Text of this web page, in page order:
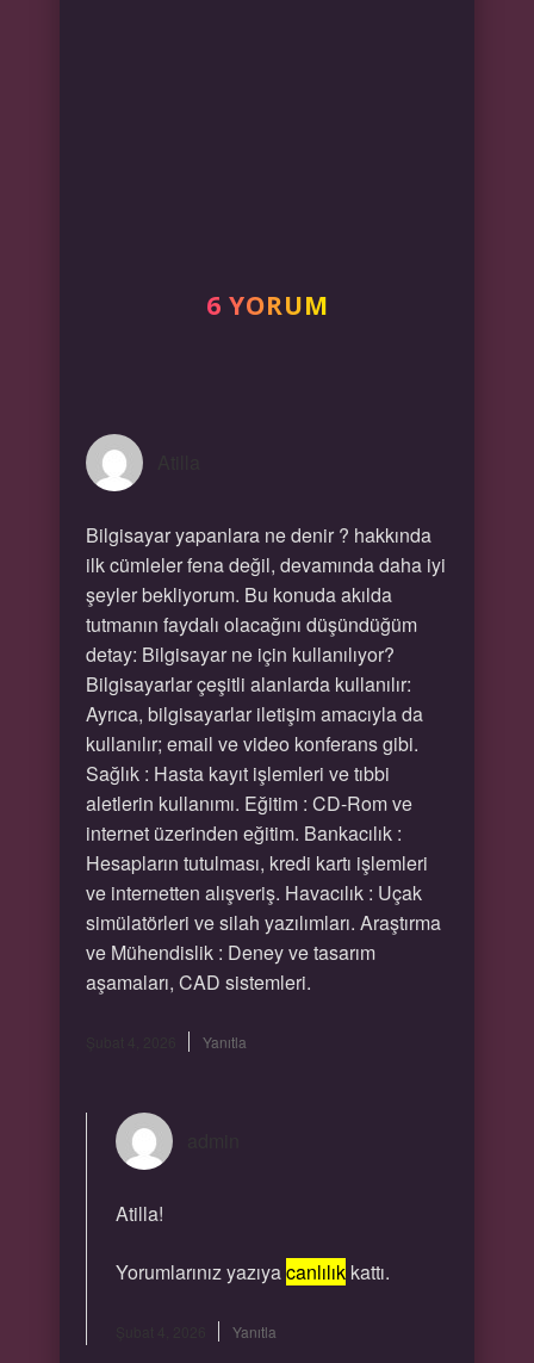
6 YORUM
Bilgisayar yapanlara ne denir ? hakkında
ilk cümleler fena değil, devamında daha iyi
şeyler bekliyorum. Bu konuda akılda
tutmanın faydalı olacağını düşündüğüm
detay: Bilgisayar ne için kullanılıyor?
Bilgisayarlar çeşitli alanlarda kullanılır:
Ayrıca, bilgisayarlar iletişim amacıyla da
kullanılır; email ve video konferans gibi.
Sağlık : Hasta kayıt işlemleri ve tıbbi
aletlerin kullanımı. Eğitim : CD-Rom ve
internet üzerinden eğitim. Bankacılık :
Hesapların tutulması, kredi kartı işlemleri
ve internetten alışveriş. Havacılık : Uçak
simülatörleri ve silah yazılımları. Araştırma
ve Mühendislik : Deney ve tasarım
aşamaları, CAD sistemleri.
Yanıtla
Atilla!
Yorumlarınız yazıyacanlılıkkattı.
Yanıtla